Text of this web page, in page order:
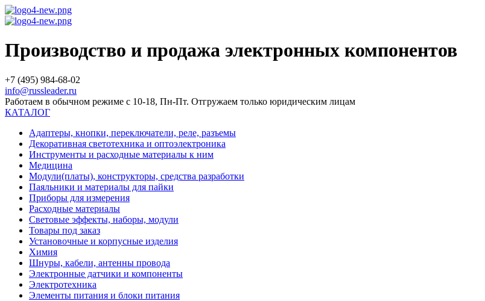
Производство и продажа электронных компонентов
+7 (495) 984-68-02
info@russleader.ru
Работаем в обычном режиме с 10-18, Пн-Пт. Отгружаем только юридическим лицам
КАТАЛОГ
Адаптеры, кнопки, переключатели, реле, разъемы
Декоративная светотехника и оптоэлектроника
Инструменты и расходные материалы к ним
Медицина
Модули(платы), конструкторы, средства разработки
Паяльники и материалы для пайки
Приборы для измерения
Расходные материалы
Световые эффекты, наборы, модули
Товары под заказ
Установочные и корпусные изделия
Химия
Шнуры, кабели, антенны провода
Электронные датчики и компоненты
Электротехника
Элементы питания и блоки питания